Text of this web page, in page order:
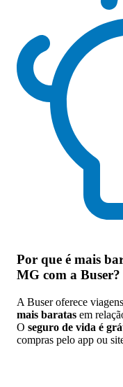
Por que é mais
MG com a Buser?
A Buser oferece
mais baratas em
O seguro de vida é
compras pelo app ou